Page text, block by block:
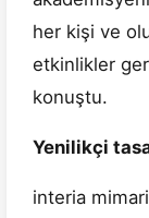
her kişi ve
etkinlikler
konuştu.
Yenilikçi
interia